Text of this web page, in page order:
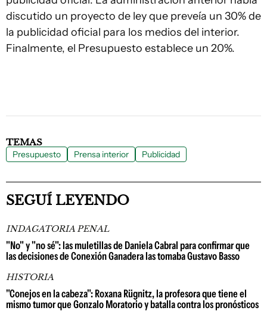
discutido un proyecto de ley que preveía un 30% de
la publicidad oficial para los medios del interior.
Finalmente, el Presupuesto establece un 20%.
TEMAS
Presupuesto Prensa interior Publicidad
SEGUÍ LEYENDO
INDAGATORIA PENAL
"No" y "no sé": las muletillas de Daniela Cabral para confirmar que
las decisiones de Conexión Ganadera las tomaba Gustavo Basso
HISTORIA
"Conejos en la cabeza": Roxana Rügnitz, la profesora que tiene el
mismo tumor que Gonzalo Moratorio y batalla contra los pronósticos